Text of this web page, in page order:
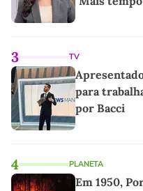
3 TV
para
por Bacci
4 PLANETA
Em 1950,